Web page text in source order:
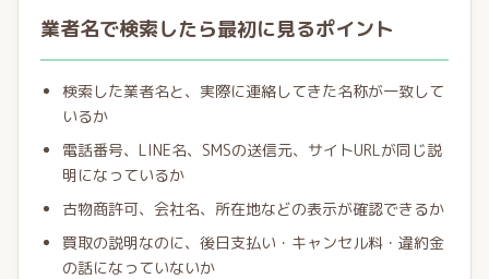
業者名で検索したら最初に見るポイント
検索した業者名と、実際に連絡してきた名称が一致して
いるか
電話番号、LINE名、SMSの送信元、サイトURLが同じ説
明になっているか
古物商許可、会社名、所在地などの表示が確認できるか
買取の説明なのに、後日支払い・キャンセル料・違約金
の話になっていないか